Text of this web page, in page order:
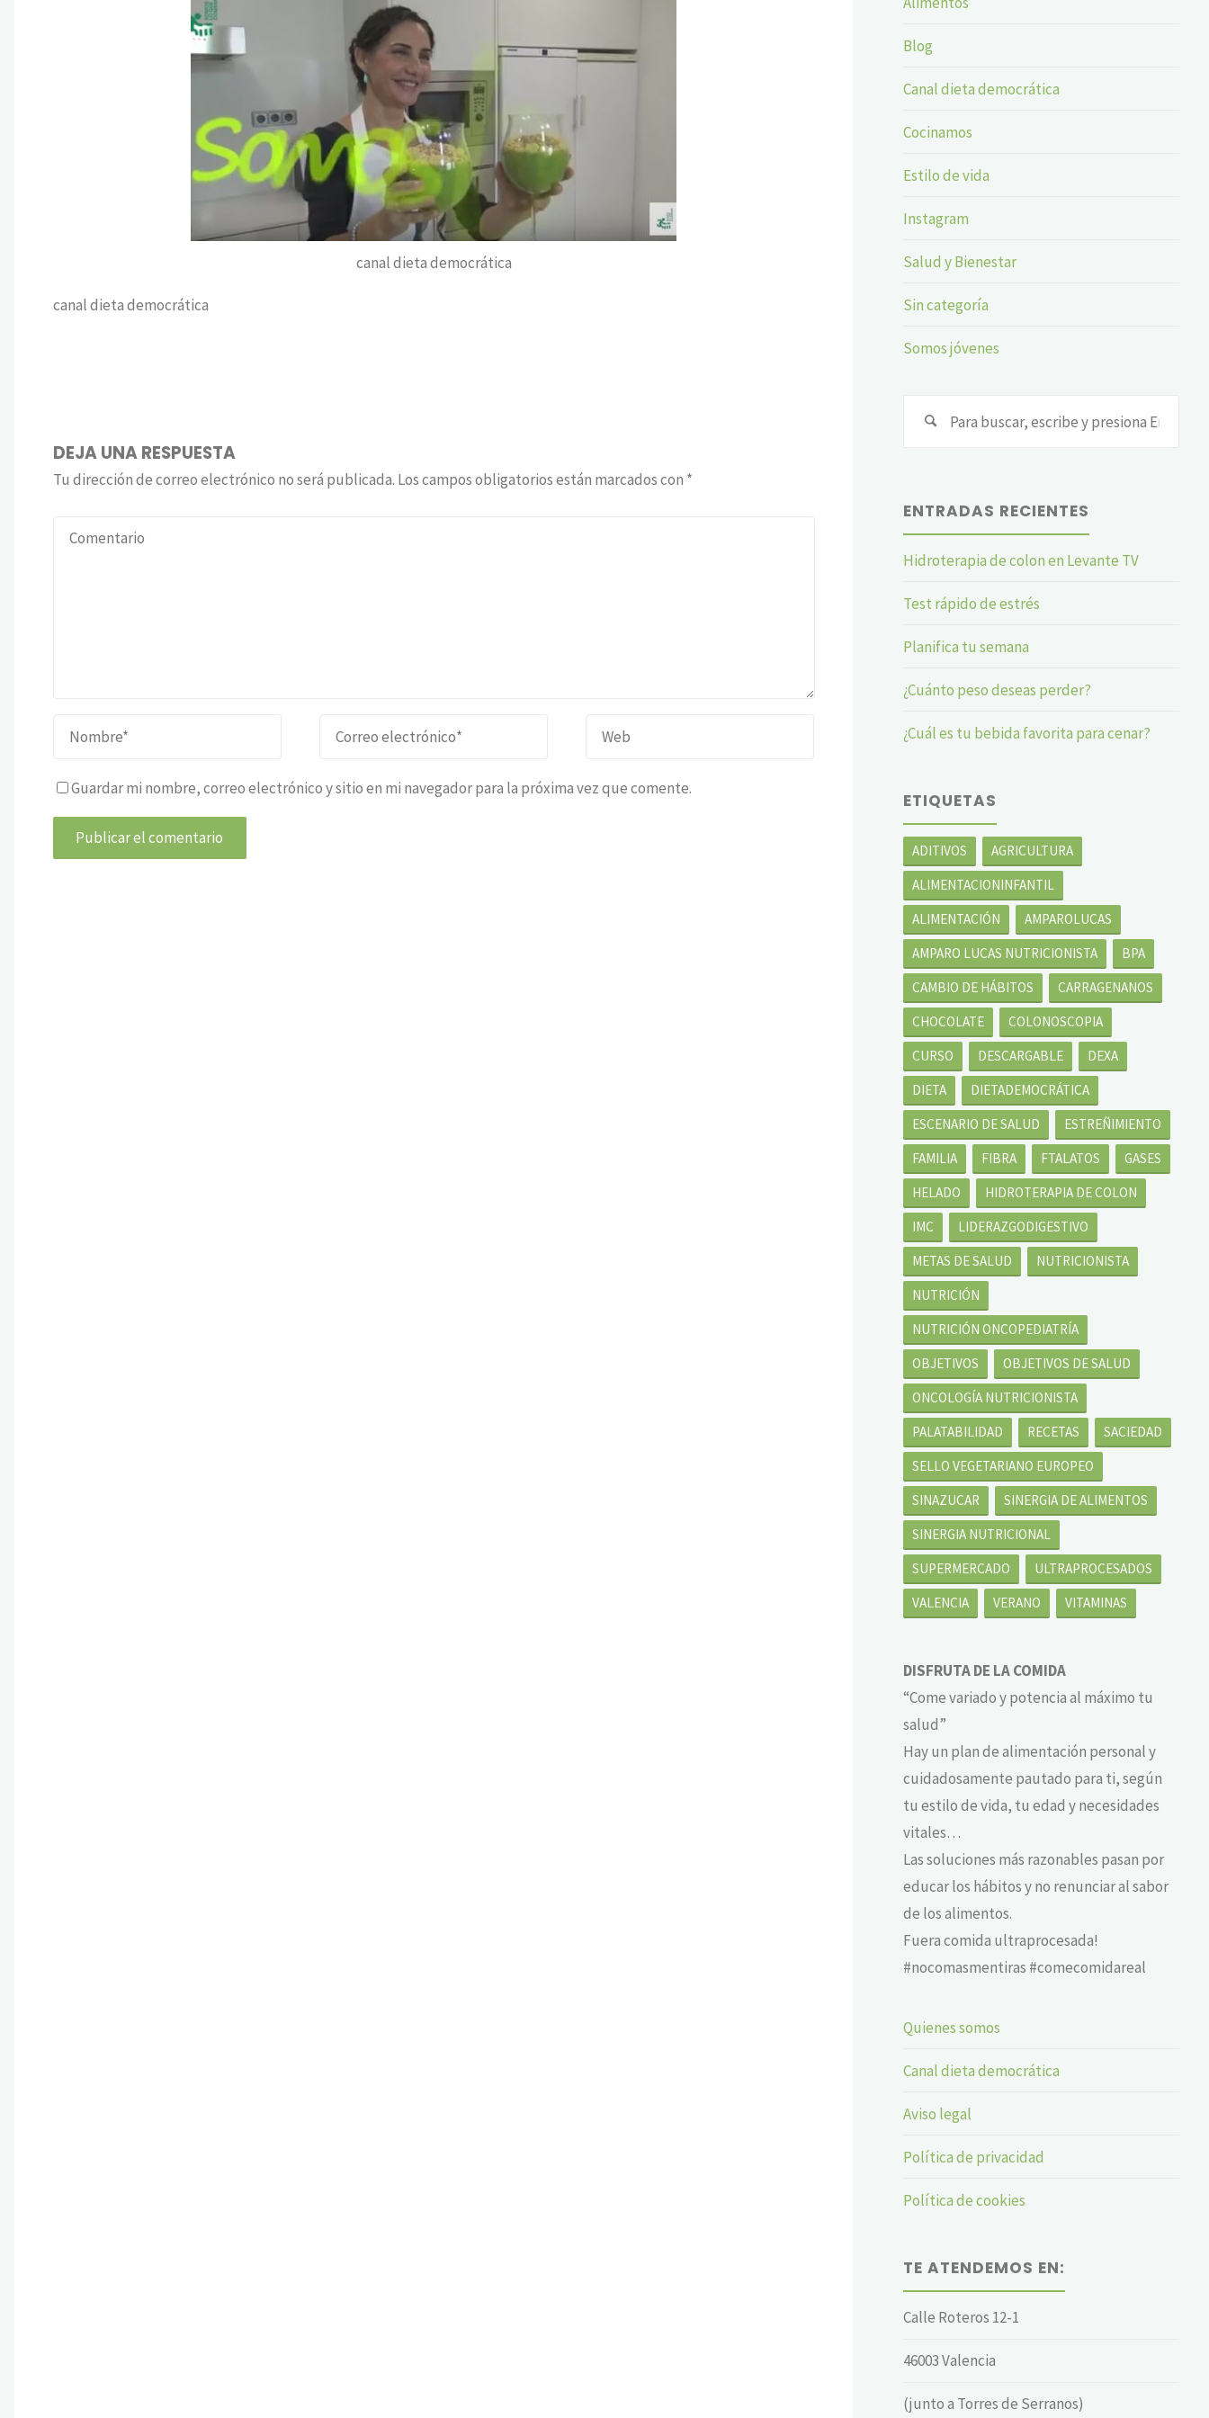
canal dieta democrática
canal dieta democrática
DEJA UNA RESPUESTA
Tu dirección de correo electrónico no será publicada. Los campos obligatorios están marcados con *
Guardar mi nombre, correo electrónico y sitio en mi navegador para la próxima vez que comente.
Blog
Canal dieta democrática
Cocinamos
Estilo de vida
Instagram
Salud y Bienestar
Sin categoría
Somos jóvenes
ENTRADAS RECIENTES
Hidroterapia de colon en Levante TV
Test rápido de estrés
Planifica tu semana
¿Cuánto peso deseas perder?
¿Cuál es tu bebida favorita para cenar?
ETIQUETAS
ADITIVOS
AGRICULTURA
ALIMENTACIONINFANTIL
ALIMENTACIÓN
AMPAROLUCAS
AMPARO LUCAS NUTRICIONISTA
BPA
CAMBIO DE HÁBITOS
CARRAGENANOS
CHOCOLATE
COLONOSCOPIA
CURSO
DESCARGABLE
DEXA
DIETA
DIETADEMOCRÁTICA
ESCENARIO DE SALUD
ESTREÑIMIENTO
FAMILIA
FIBRA FTALATOS
GASES
HELADO
HIDROTERAPIA DE COLON
IMC
LIDERAZGODIGESTIVO
METAS DE SALUD
NUTRICIONISTA
NUTRICIÓN
NUTRICIÓN ONCOPEDIATRÍA
OBJETIVOS
OBJETIVOS DE SALUD
ONCOLOGÍA NUTRICIONISTA
PALATABILIDAD
RECETAS
SACIEDAD
SELLO VEGETARIANO EUROPEO
SINAZUCAR
SINERGIA DE ALIMENTOS
SINERGIA NUTRICIONAL
SUPERMERCADO
ULTRAPROCESADOS
VALENCIA
VERANO VITAMINAS
DISFRUTA DE LA COMIDA
“Come variado y potencia al máximo tu
salud”
Hay un plan de alimentación personal y
cuidadosamente pautado para ti, según
tu estilo de vida, tu edad y necesidades
vitales…
Las soluciones más razonables pasan por
educar los hábitos y no renunciar al sabor
de los alimentos.
Fuera comida ultraprocesada!
#nocomasmentiras #comecomidareal
Quienes somos
Canal dieta democrática
Aviso legal
Política de privacidad
Política de cookies
TE ATENDEMOS EN:
Calle Roteros 12-1
46003 Valencia
(junto a Torres de Serranos)